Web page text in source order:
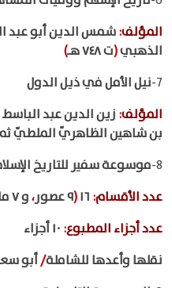
المؤلف:شمس الدين أبو عبد
الذهبي(ت ٧٤٨ هـ
)
7- نيل الأمل في ذيل الدول
المؤلف: زين الدين عبد
بن شاهين الظاهريّ الملطيّ
8- موسوعة سفير للتاريخ
عدد الأقسام:
(٩ عصور ،و ٧ ملاحق
عدد أجزاء المطبوع:
نقلها وأعدها للشاملة/أبو